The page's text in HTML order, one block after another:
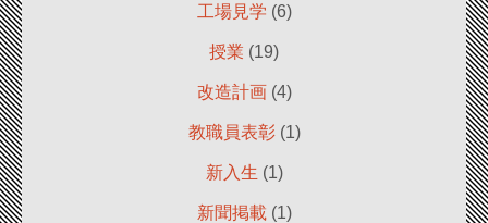
工場見学 (6)
授業 (19)
改造計画(4)
教職員表彰(1)
新入生 (1)
新聞掲載 (1)